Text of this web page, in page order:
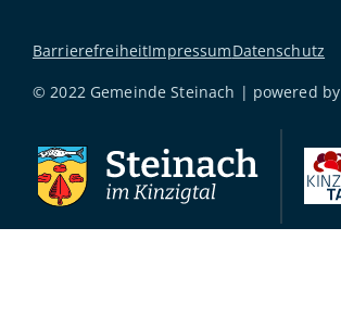
BarrierefreiheitImpressumDatenschutz
© 2022 Gemeinde Steinach | powered by